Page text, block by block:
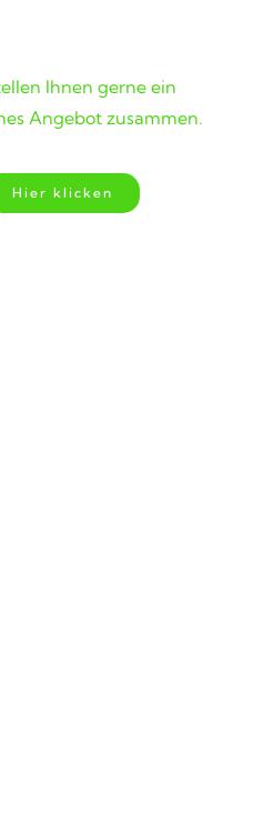
Ihnen gerne ein
Angebot zusammen.
Hier klicken